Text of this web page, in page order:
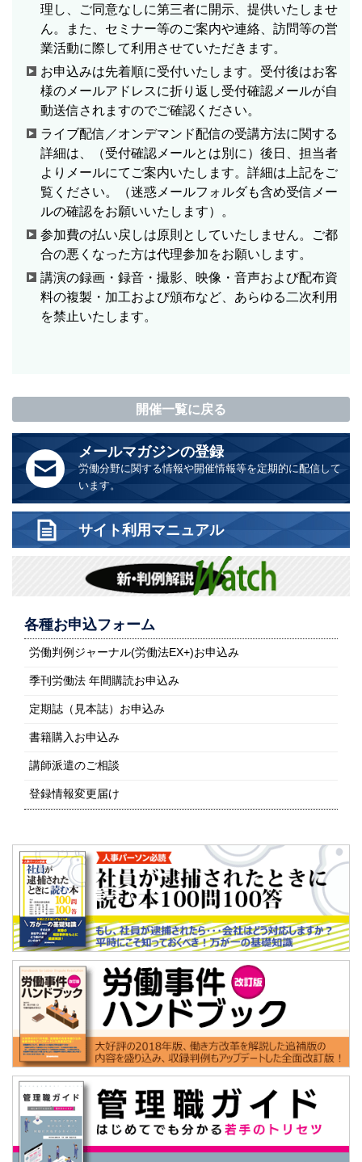
理し、ご同意なしに第三者に開示、提供いたしませ
ん。また、セミナー等のご案内や連絡、訪問等の営
業活動に際して利用させていただきます。
お申込みは先着順に受付いたします。受付後はお客
様のメールアドレスに折り返し受付確認メールが自
動送信されますのでご確認ください。
ライブ配信／オンデマンド配信の受講方法に関する
詳細は、（受付確認メールとは別に）後日、担当者
よりメールにてご案内いたします。詳細は上記をご
覧ください。（迷惑メールフォルダも含め受信メー
ルの確認をお願いいたします）。
参加費の払い戻しは原則としていたしません。ご都
合の悪くなった方は代理参加をお願いします。
講演の録画・録音・撮影、映像・音声および配布資
料の複製・加工および頒布など、あらゆる二次利用
を禁止いたします。
開催一覧に戻る
メールマガジンの登録
労働分野に関する情報や開催情報等を定期的に配信して
います。
サイト利用マニュアル
各種お申込フォーム
労働判例ジャーナル(労働法EX+)お申込み
季刊労働法 年間購読お申込み
定期誌（見本誌）お申込み
書籍購入お申込み
講師派遣のご相談
登録情報変更届け